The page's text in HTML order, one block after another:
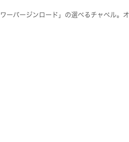
ーバージンロード」の選べるチャペル。